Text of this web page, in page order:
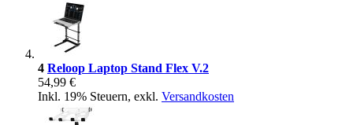
4 Reloop Laptop Stand Flex V.2
54,99 €
Inkl. 19% Steuern, exkl. Versandkosten